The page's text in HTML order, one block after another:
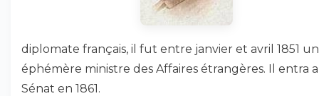
diplomate français, il fut entre janvier et avril 1851
éphémère ministre des Affaires étrangères. Il entra
Sénat en 1861.